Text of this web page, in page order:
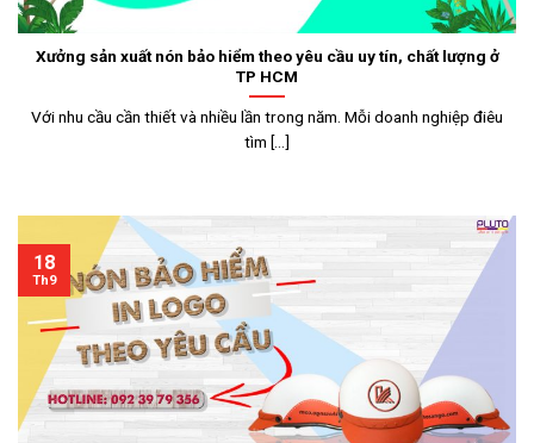
Xưởng sản xuất nón bảo hiểm theo yêu cầu uy tín, chất lượng ở
TP HCM
Với nhu cầu cần thiết và nhiều lần trong năm. Mỗi doanh nghiệp điêu
tìm [...]
18
Th9